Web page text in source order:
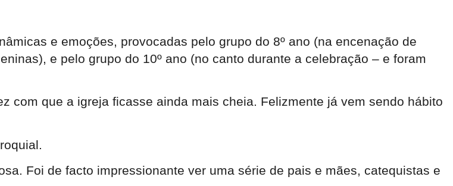
e emoções, provocadas pelo grupo do 8º ano (na encenação de
e pelo grupo do 10º ano (no canto durante a celebração – e foram
com que a igreja ficasse ainda mais cheia. Felizmente já vem sendo hábito
Foi de facto impressionante ver uma série de pais e mães, catequistas e